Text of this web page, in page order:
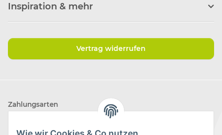
Inspiration & mehr
Vertrag widerrufen
Zahlungsarten